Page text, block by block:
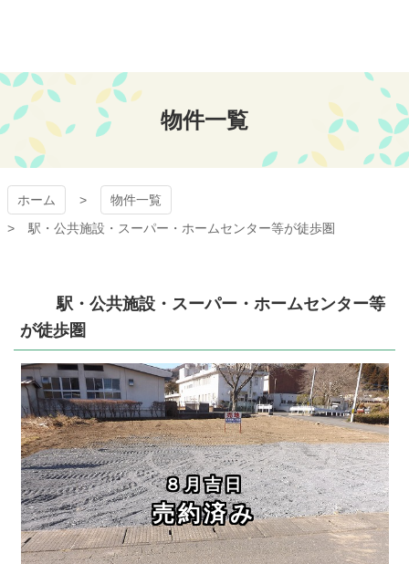
ツ
文
プ
おちあい不動産
物件一覧
ホーム
物件一覧
駅・公共施設・スーパー・ホームセンター等が徒歩圏
駅・公共施設・スーパー・ホームセンター等
が徒歩圏
８月吉日
売約済み